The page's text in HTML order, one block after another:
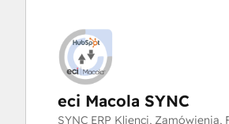
eci Macola SYNC
SYNC ERP Klienci, Zamówienia,